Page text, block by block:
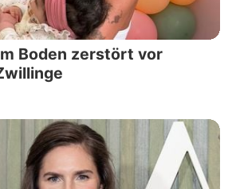
Boden zerstört vor